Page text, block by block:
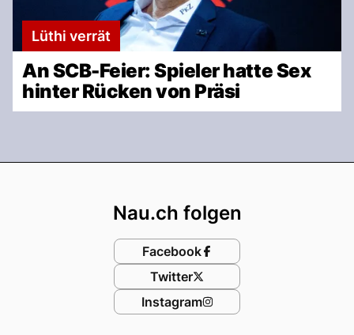
Lüthi verrät
An SCB-Feier: Spieler hatte Sex
hinter Rücken von Präsi
Nau.ch folgen
Facebook
Twitter
Instagram